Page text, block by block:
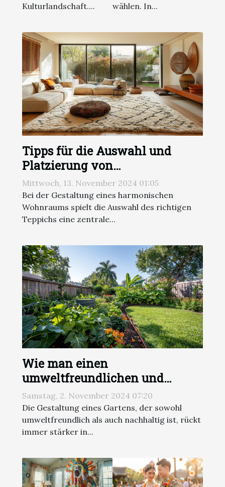
Kulturlandschaft....
wählen. In...
Tipps für die Auswahl und
Platzierung von
Wohnzimmerteppichen
Mittwoch, 13. November 2024 01:05
Bei der Gestaltung eines harmonischen
Wohnraums spielt die Auswahl des richtigen
Teppichs eine zentrale...
Wie man einen
umweltfreundlichen und
nachhaltigen Garten gestaltet
Samstag, 2. November 2024 07:20
Die Gestaltung eines Gartens, der sowohl
umweltfreundlich als auch nachhaltig ist, rückt
immer stärker in...